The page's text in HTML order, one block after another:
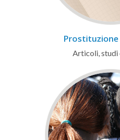
Articoli, studi